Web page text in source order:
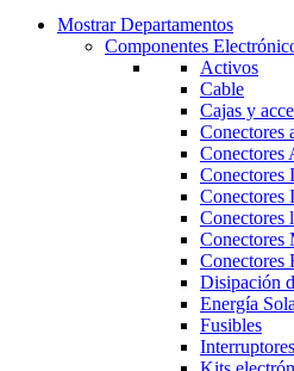
Mostrar Departamentos
Componentes
Activos
Cable
Cajas y
Conectores
Conectores
Conectores
Conectores
Conectores
Conectores
Conectores
Disipación
Energía
Fusibles
Interruptores